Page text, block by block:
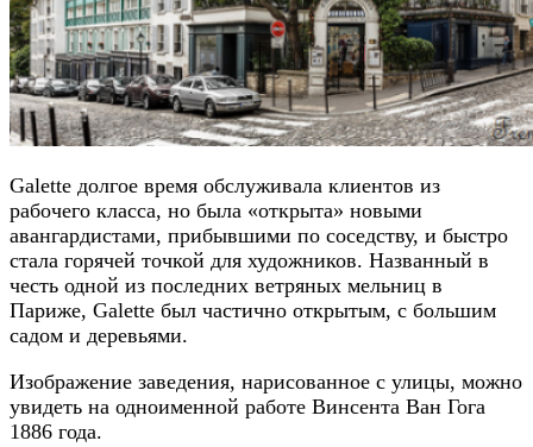
Galette долгое время обслуживала клиентов из
рабочего класса, но была «открыта» новыми
авангардистами, прибывшими по соседству, и быстро
стала горячей точкой для художников. Названный в
честь одной из последних ветряных мельниц в
Париже, Galette был частично открытым, с большим
садом и деревьями.
Изображение заведения, нарисованное с улицы, можно
увидеть на одноименной работе Винсента Ван Гога
1886 года.